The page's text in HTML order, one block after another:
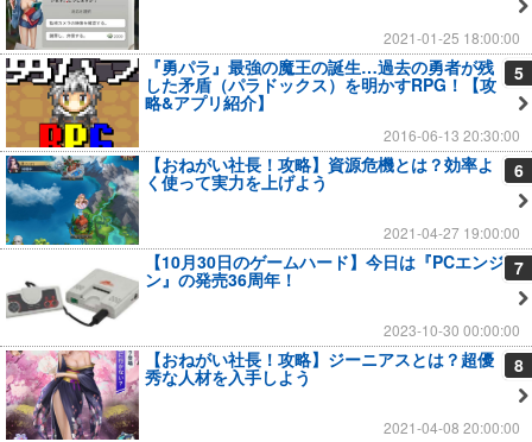
2021-01-25 18:00:00
5
『勇パラ』最強の魔王の誕生…過去の勇者が残
した矛盾（パラドックス）を明かすRPG！【攻
略&アプリ紹介】
2016-06-13 20:30:00
6
【おねがい社長！攻略】資源危機とは？効率よ
く使って実力を上げよう
2021-04-27 19:00:00
7
【10月30日のゲームハード】今日は『PCエンジ
ン』の発売36周年！
2023-10-30 00:00:00
8
【おねがい社長！攻略】ジーニアスとは？超優
秀な人材を入手しよう
2021-04-08 20:00:00